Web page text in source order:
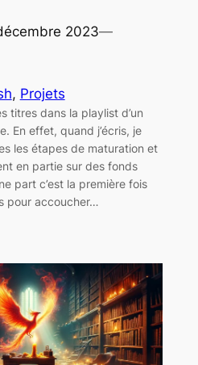
2023—
, Projets
titres dans la playlist d’un
En effet, quand j’écris, je
les étapes de maturation et
en partie sur des fonds
part c’est la première fois
pour accoucher…